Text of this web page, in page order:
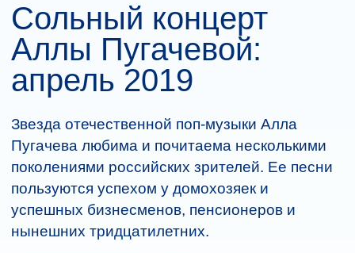
Сольный концерт
Аллы Пугачевой:
апрель 2019
Звезда отечественной поп-музыки Алла
Пугачева любима и почитаема несколькими
поколениями российских зрителей. Ее песни
пользуются успехом у домохозяек и
успешных бизнесменов, пенсионеров и
нынешних тридцатилетних.